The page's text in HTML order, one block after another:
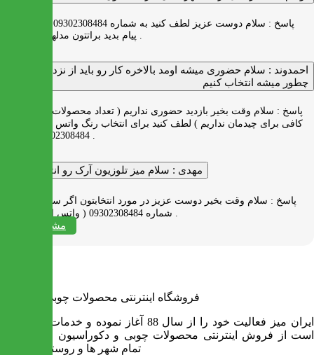
پاسخ :
پیام بدید براتتون مدلها رو بفرستیم .
احمدوند : سلام حضوری میشه اومد بالاخره کار رو باید از نزدیک دید
چطور میشه انتخاب کنیم
پاسخ : سلام وقت بخیر بازدید حضوری نداریم ( تعداد محصولات زیاد و فضای
کافی برای چیدمان نداریم ) لطف کنید برای انتخاب رنگ واتس اپ به شماره
09302308484 پیام بدید .
مهدی : سلام میز تلوزیون آرک رو انتخاب کردم
پاسخ : سلام وقت بخیر دوست عزیز در مورد انتخابتون اگر سوالی دارید به
مشاهده همه
فروشگاه اینترنتی محصولات چوبی ایران میز
ایران میز فعالیت خود را از سال 88 آغاز نموده و خدمات آن عبارت
است از فروش اینترنتی محصولات چوبی و دکوراسیون و ارسال به
تمام شهر ها و روستاهای کشور